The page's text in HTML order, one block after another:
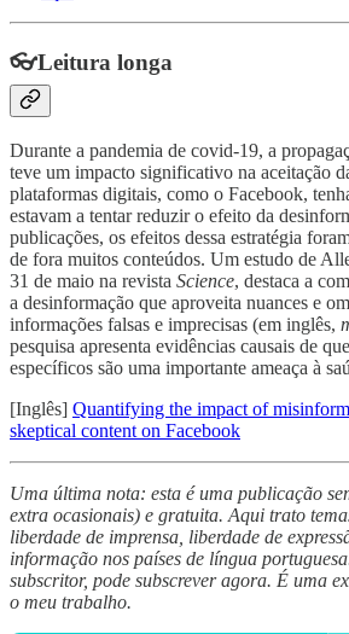
👓Leitura longa
Durante a pandemia de covid-19, a
teve um impacto significativo na aceitação
plataformas digitais, como o Facebook,
estavam a tentar reduzir o efeito da
publicações, os efeitos dessa estratégia
de fora muitos conteúdos. Um estudo de
31 de maio na revista Science, destaca a
a desinformação que aproveita nuances e
informações falsas e imprecisas (em inglês,
pesquisa apresenta evidências causais de
específicos são uma importante ameaça à
[Inglês] Quantifying the impact of
skeptical content on Facebook
Uma última nota: esta é uma publicação
extra ocasionais) e gratuita. Aqui trato
liberdade de imprensa, liberdade de
informação nos países de língua
subscritor, pode subscrever agora. É uma
o meu trabalho.